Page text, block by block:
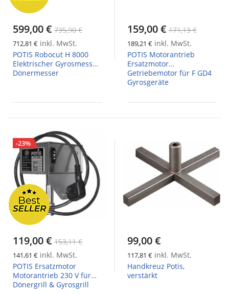
599,00 € 735,90 €
712,81 € inkl. MwSt.
POTIS Robocut H 8000
Elektrischer Gyrosmesser
Dönermesser
159,00 € 171,13 €
189,21 € inkl. MwSt.
POTIS Motorantrieb
Ersatzmotor
Getriebemotor für F GD4
Gyrosgeräte
-23%
119,00 € 153,11 €
141,61 € inkl. MwSt.
POTIS Ersatzmotor
Motorantrieb 230 V für
Dönergrill & Gyrosgrill
99,00 €
117,81 € inkl. MwSt.
Handkreuz Potis,
verstärkt